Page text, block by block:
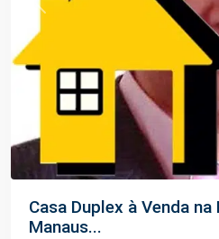
Previous
Casa Duplex à Venda
Manaus...